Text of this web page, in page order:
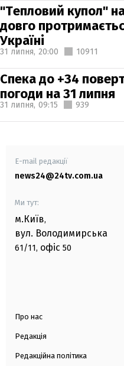
"Тепловий купол"
довго
Україні
31 липня, 20:00 10911
Спека до +34
погоди на 31 липня
31 липня, 09:15 939
E-mail редакції
news24@24tv.com.ua
Ми тут:
м.Київ,
вул. Володимирська
61/11, офіс 50
Про нас
Редакція
Редакційна політика